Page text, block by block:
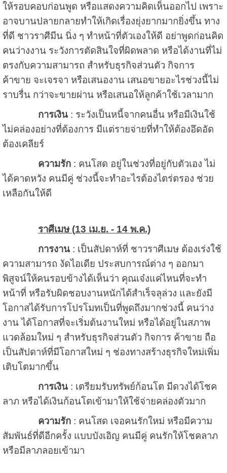
ให้รอบคอบก่อนพูด หรือแสดงความคิดเห็นออกไป เพราะ
อาจบานปลายกลายทำให้เกิดเรื่องยุ่งยากมากยิ่งขึ้น ทาง
ที่ดี ชาวราศีมีน นิ่ง ๆ ทำหน้าที่ตัวเองให้ดี อย่าพูดก่อนคิด
คนว่างงาน ระวังการตัดสินใจที่ผิดพลาด หรือได้งานที่ไม่
ตรงกับความสามารถ สำหรับธุรกิจส่วนตัว กิจการ
ค้าขาย จะเจรจา หรือเสนองาน เสนอขายอะไรช่วงนี้ไม่
ราบรื่น กว่าจะขายผ่าน หรือเสนอให้ลูกค้าใช้เวลามาก
การเงิน: ระวังเป็นหนี้จากคนอื่น หรือมีเงินใช้
ไม่คล่องอย่างที่ต้องการ มีแต่รายจ่ายที่ทำให้ต้องอึดอัด
ต้องเคลียร์
ความรัก: คนโสด อยู่ในช่วงที่อยู่กับตัวเอง ไม่
ได้คาดหวัง คนมีคู่ ช่วงนี้จะทำอะไรต้องไตร่ตรอง ช่วย
เหลือกันให้ดี
ราศีเมษ (13 เม.ย. - 14 พ.ค.)
การงาน: เป็นสัปดาห์ที่ ชาวราศีเมษ ต้องเร่งใช้
ความสามารถ งัดไอเดีย ประสบการณ์ต่าง ๆ ออกมา
พิสูจน์ให้คนรอบข้างได้เห็นว่า คุณเจ๋งแค่ไหนที่จะทำ
หน้าที่ หรือรับผิดชอบงานหนักได้สำเร็จลุล่วง และยังมี
โอกาสได้รับการโปรโมทเป็นที่พูดถึงมากช่วงนี้ คนว่าง
งาน ได้โอกาสที่จะเริ่มต้นงานใหม่ หรือได้อยู่ในสภาพ
แวดล้อมใหม่ ๆ สำหรับธุรกิจส่วนตัว กิจการ ค้าขาย ถือ
เป็นสัปดาห์ที่มีโอกาสใหม่ ๆ ช่องทางสร้างธุรกิจใหม่เพิ่ม
เติบโตมากขึ้น
การเงิน: เตรียมรับทรัพย์ก้อนโต มีดวงได้โชค
ลาภ หรือได้เงินก้อนโตเข้ามาให้ใช้จ่ายคล่องตัวมาก
ความรัก: คนโสด เจอคนรักใหม่ หรือมีความ
สัมพันธ์ที่ดีอีกครั้ง แบบบังเอิญ คนมีคู่ คนรักให้โชคลาภ
หรือมีลาภลอยเข้ามา